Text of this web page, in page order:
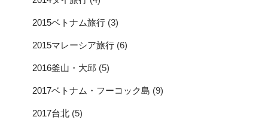
2015ベトナム旅行 (3)
2015マレーシア旅行 (6)
2016釜山・大邱 (5)
2017ベトナム・フーコック島 (9)
2017台北 (5)